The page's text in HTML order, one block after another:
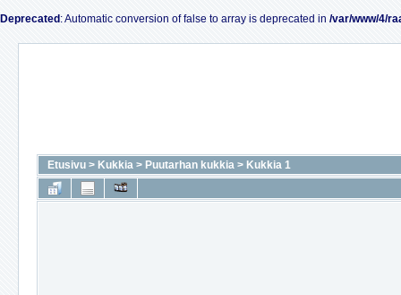
Deprecated : Automatic conversion of false to array is deprecated in /var/www/4/
Etusivu > Kukkia > Puutarhan kukkia > Kukkia 1